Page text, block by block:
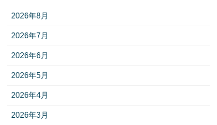
2026年8月
2026年7月
2026年6月
2026年5月
2026年4月
2026年3月